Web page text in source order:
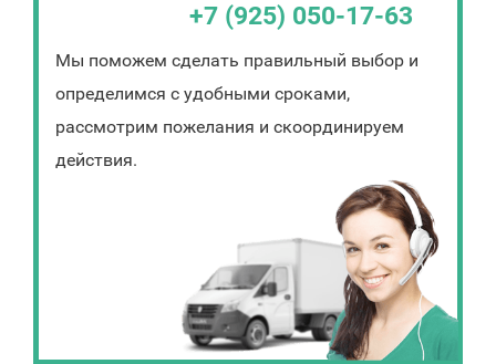
+7 (925) 050-17-63
Мы поможем сделать правильный выбор и
определимся с удобными сроками,
рассмотрим пожелания и скоординируем
действия.